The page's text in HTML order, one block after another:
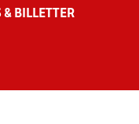
& BILLETTER